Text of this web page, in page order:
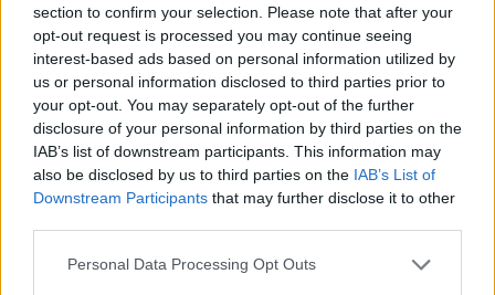
section to confirm your selection. Please note that after your
opt-out request is processed you may continue seeing
interest-based ads based on personal information utilized by
us or personal information disclosed to third parties prior to
your opt-out. You may separately opt-out of the further
disclosure of your personal information by third parties on the
IAB’s list of downstream participants. This information may
also be disclosed by us to third parties on the IAB’s List of
Downstream Participants that may further disclose it to other
Please note that this website/app uses one or more Google
Personal Data Processing Opt Outs